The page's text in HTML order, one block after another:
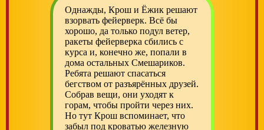
Однажды, Крош и Ёжик решают
взорвать фейерверк. Всё бы
хорошо, да только подул ветер,
ракеты фейерверка сбились с
курса и, конечно же, попали в
дома остальных Смешариков.
Ребята решают спасаться
бегством от разъярённых друзей.
Собрав вещи, они уходят к
горам, чтобы пройти через них.
Но тут Крош вспоминает, что
забыл под кроватью железную